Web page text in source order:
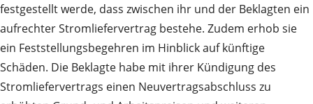
festgestellt werde, dass zwischen ihr und der Beklagten ein
aufrechter Stromliefervertrag bestehe. Zudem erhob sie
ein Feststellungsbegehren im Hinblick auf künftige
Schäden. Die Beklagte habe mit ihrer Kündigung des
Stromliefervertrags einen Neuvertragsabschluss zu